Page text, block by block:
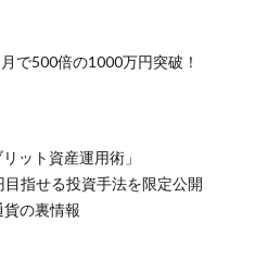
で500倍の1000万円突破！
ット資産運用術」
指せる投資手法を限定公開
の裏情報